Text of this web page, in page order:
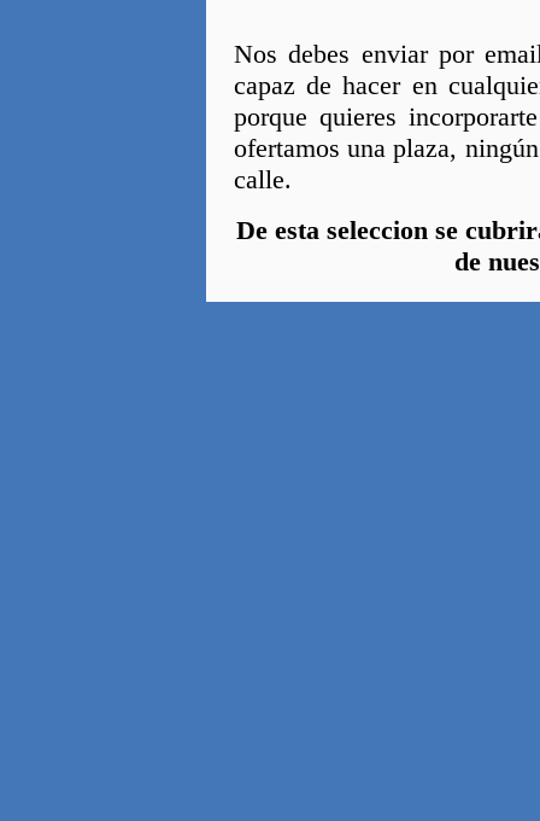
Nos debes enviar por
capaz de hacer en
porque quieres
ofertamos una plaza,
calle.
De esta seleccion se
de